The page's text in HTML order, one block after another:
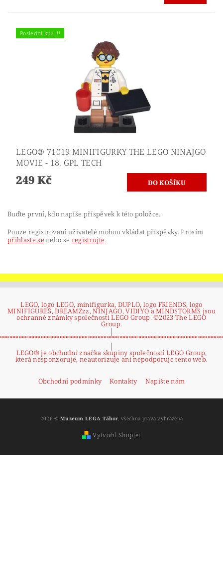
Poslední kus !!!
LEGO® 71019 MINIFIGURKY THE LEGO NINAJGO
MOVIE - 18. GPL TECH
249 Kč
Buďte první, kdo napíše příspěvek k této položce.
Pouze registrovaní uživatelé mohou vkládat příspěvky. Prosím
přihlaste se nebo se registrujte.
LEGO, logo LEGO, minifigurka, DUPLO, logo FRIENDS, logo
MINIFIGURES, DREAMZzz, NINJAGO, VIDIYO a MINDSTORMS jsou
ochranné známky společnosti LEGO Group. ©2023 The LEGO
Group.
|
|
LEGO® je obchodní značka skupiny společností LEGO Group,
která nesponzoruje, neautorizuje ani nepodporuje tento web.
Obchodní podmínky Kontakty Napište nám
2026 © Muzeum LEGA Tábor , všechna práva vyhrazena
Vytvořil Shoptet